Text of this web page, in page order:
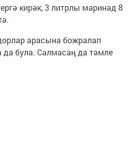
кирәк, 3 литрлы маринад 8
арасына божралап
да була. Салмасаң да тәмле